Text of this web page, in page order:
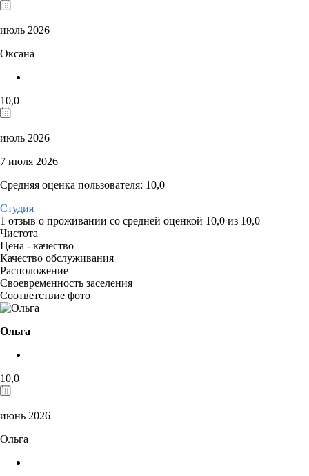
июль 2026
Оксана
10,0
июль 2026
7 июля 2026
Средняя оценка пользователя: 10,0
Студия
1 отзыв о проживании со средней оценкой 10,0 из 10,0
Чистота
Цена - качество
Качество обслуживания
Расположение
Своевременность заселения
Соответствие фото
Ольга
10,0
июнь 2026
Ольга